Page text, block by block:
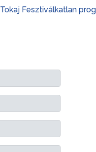
Tokaj Fesztiválkatlan